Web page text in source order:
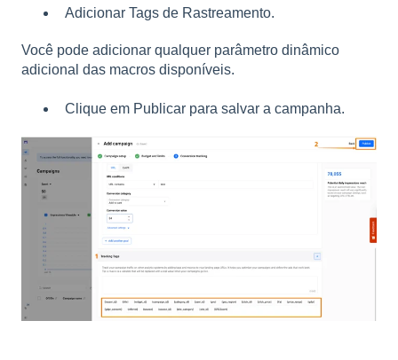
Adicionar Tags de Rastreamento.
Você pode adicionar qualquer parâmetro dinâmico
adicional das macros disponíveis.
Clique em Publicar para salvar a campanha.